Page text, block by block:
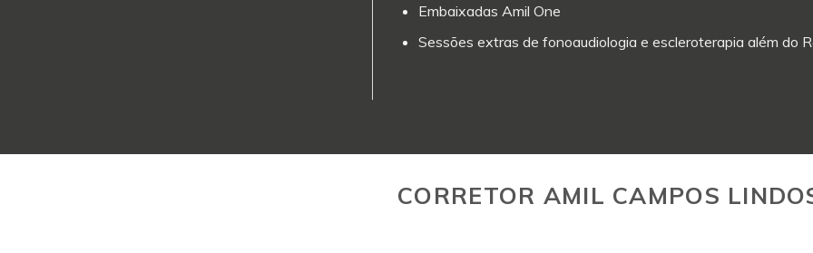
Embaixadas Amil One
Sessões extras de fonoaudiologia e escleroterapia além do
CORRETOR AMIL CAMPOS